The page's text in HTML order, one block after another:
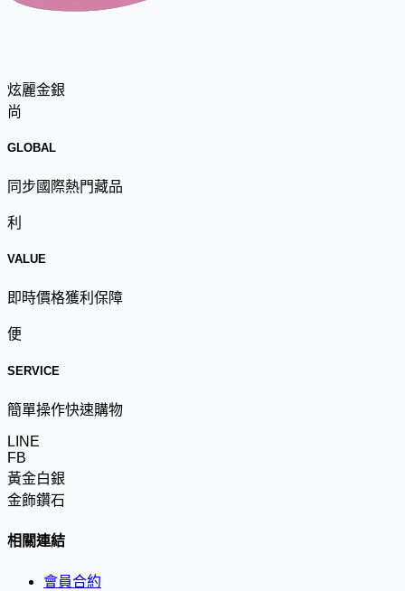
炫麗金銀
尚
GLOBAL
同步國際熱門藏品
利
VALUE
即時價格獲利保障
便
SERVICE
簡單操作快速購物
LINE
FB
黃金白銀
金飾鑽石
相關連結
會員合約